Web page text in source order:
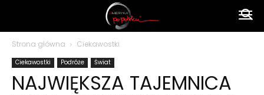
Strona główna Ciekawostki
Ciekawostki Podróże Świat
NAJWIĘKSZA TAJEMNICA